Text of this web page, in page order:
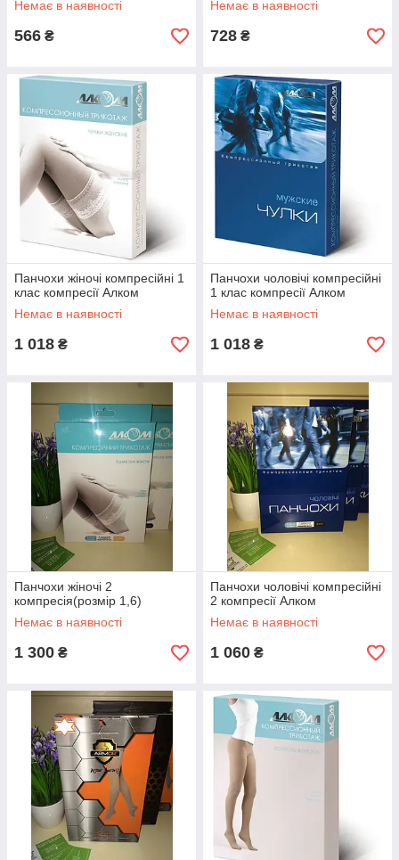
Немає в наявності
566 ₴
Немає в наявності
728 ₴
Панчохи жіночі компресійні 1
клас компресії Алком
Немає в наявності
1 018 ₴
Панчохи чоловічі компресійні
1 клас компресії Алком
Немає в наявності
1 018 ₴
Панчохи жіночі 2
компресія(розмір 1,6)
Немає в наявності
1 300 ₴
Панчохи чоловічі компресійні
2 компресії Алком
Немає в наявності
1 060 ₴